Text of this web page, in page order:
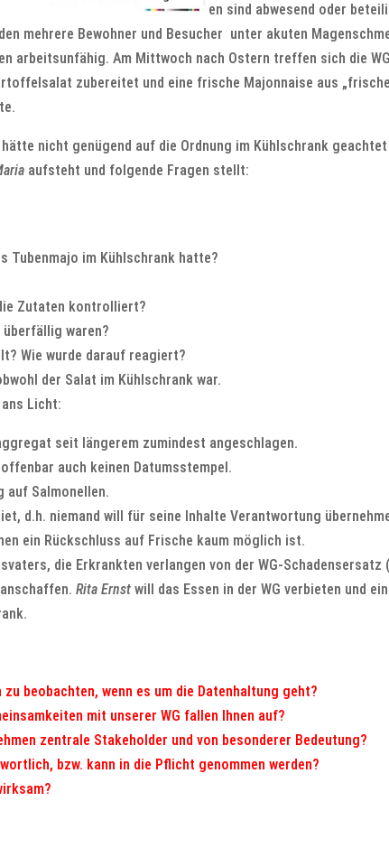
en sind abwesend oder
mehrere Bewohner und Besucher unter akuten
arbeitsunfähig. Am Mittwoch nach Ostern treffen sich die
zubereitet und eine frische Majonnaise aus
nicht genügend auf die Ordnung im Kühlschrank
aufsteht und folgende Fragen stellt:
Tubenmajo im Kühlschrank hatte?
Zutaten kontrolliert?
waren?
Wie wurde darauf reagiert?
der Salat im Kühlschrank war.
Licht:
seit längerem zumindest angeschlagen.
auch keinen Datumsstempel.
auf Salmonellen.
d.h. niemand will für seine Inhalte Verantwortung
ein Rückschluss auf Frische kaum möglich ist.
die Erkrankten verlangen von der WG-
anschaffen.Rita Ernst will das Essen in der WG verbieten und
beobachten, wenn es um die Datenhaltung geht?
mit unserer WG fallen Ihnen auf?
zentrale Stakeholder und von besonderer Bedeutung?
bzw. kann in die Pflicht genommen werden?